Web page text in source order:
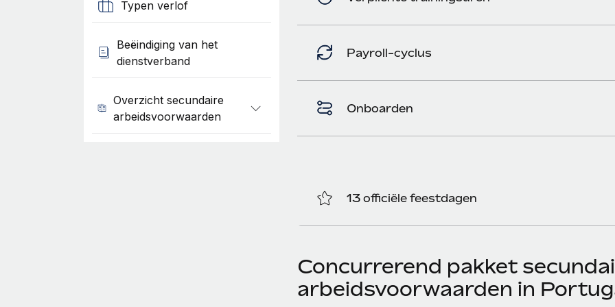
Typen verlof
Beëindiging van het
dienstverband
Overzicht secundaire
arbeidsvoorwaarden
Payroll-cyclus
Onboarden
13 officiële feestdagen
Concurrerend pakket
arbeidsvoorwaarden in